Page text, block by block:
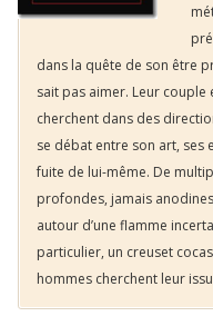
dans la quête de son être
sait pas aimer. Leur couple
cherchent dans des
se débat entre son art, ses
fuite de lui-même. De
profondes, jamais
autour d’une flamme
particulier, un creuset
hommes cherchent leur